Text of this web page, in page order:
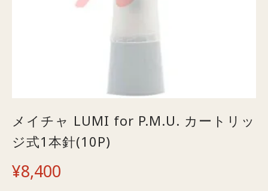
メイチャ LUMI for P.M.U. カートリッ
ジ式1本針(10P)
¥8,400